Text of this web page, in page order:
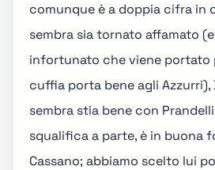
comunque è a doppia cifra in
sembra sia tornato affamato
infortunato che viene portato
cuffia porta bene agli Azzurri),
sembra stia bene con
squalifica a parte, è in buona
Cassano; abbiamo scelto lui